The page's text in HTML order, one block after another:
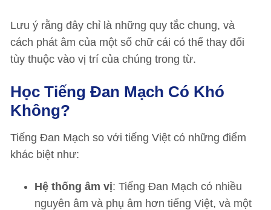
Lưu ý rằng đây chỉ là những quy tắc chung, và
cách phát âm của một số chữ cái có thể thay đổi
tùy thuộc vào vị trí của chúng trong từ.
Học Tiếng Đan Mạch Có Khó
Không?
Tiếng Đan Mạch so với tiếng Việt có những điểm
khác biệt như:
Hệ thống âm vị: Tiếng Đan Mạch có nhiều
nguyên âm và phụ âm hơn tiếng Việt, và một